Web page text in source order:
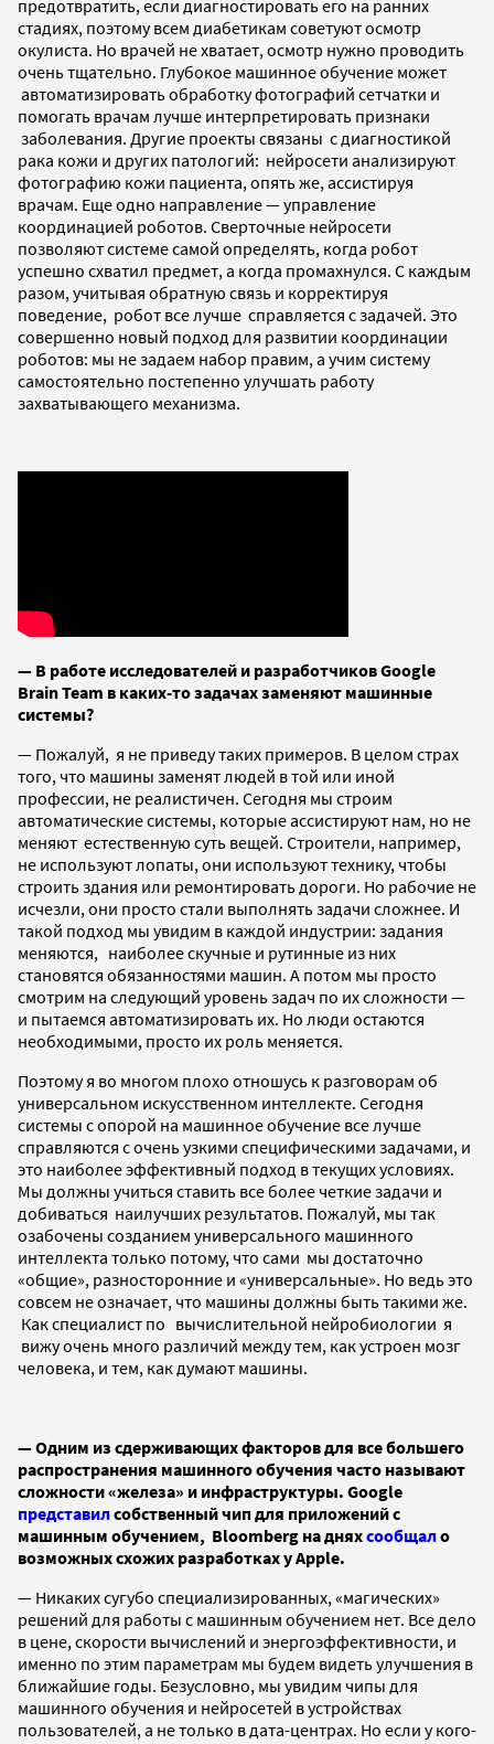
предотвратить, если диагностировать его на ранних
стадиях, поэтому всем диабетикам советуют осмотр
окулиста. Но врачей не хватает, осмотр нужно проводить
очень тщательно. Глубокое машинное обучение может
автоматизировать обработку фотографий сетчатки и
помогать врачам лучше интерпретировать признаки
заболевания. Другие проекты связаны с диагностикой
рака кожи и других патологий: нейросети анализируют
фотографию кожи пациента, опять же, ассистируя
врачам. Еще одно направление — управление
координацией роботов. Сверточные нейросети
позволяют системе самой определять, когда робот
успешно схватил предмет, а когда промахнулся. С каждым
разом, учитывая обратную связь и корректируя
поведение, робот все лучше справляется с задачей. Это
совершенно новый подход для развитии координации
роботов: мы не задаем набор правим, а учим систему
самостоятельно постепенно улучшать работу
захватывающего механизма.
— В работе исследователей и разработчиковGoogle
Brain Team в каких-то задачах заменяют машинные
системы?
— Пожалуй, я не приведу таких примеров. В целом страх
того, что машины заменят людей в той или иной
профессии, не реалистичен. Сегодня мы строим
автоматические системы, которыеассистируют нам, но не
меняют естественную суть вещей. Строители, например,
не используют лопаты, они используют технику, чтобы
строить здания или ремонтировать дороги. Но рабочие не
исчезли, они просто стали выполнять задачи сложнее. И
такой подход мы увидим в каждой индустрии: задания
меняются, наиболее скучные и рутинные из них
становятся обязанностями машин. А потом мы просто
смотрим на следующий уровень задач по их сложности —
и пытаемся автоматизировать их. Но люди остаются
необходимыми, просто их роль меняется.
Поэтому я во многом плохо отношусь к разговорам об
универсальном искусственном интеллекте. Сегодня
системы с опорой на машинное обучение все лучше
справляются с очень узкими специфическими задачами, и
это наиболее эффективный подход в текущих условиях.
Мы должны учиться ставить все более четкие задачи и
добиваться наилучших результатов. Пожалуй, мы так
озабочены созданием универсального машинного
интеллекта только потому, что сами мы достаточно
«общие», разносторонние и «универсальные». Но ведь это
совсем не означает, что машины должны быть такими же.
Как специалист по вычислительной нейробиологии я
вижу очень много различий между тем, как устроен мозг
человека, и тем, как думают машины.
—Одним из сдерживающих факторов для все большего
распространения машинного обучения часто называют
сложности «железа» и инфраструктуры. Google
представилсобственный чип для приложений с
машинным обучением, Bloomberg на дняхсообщало
возможных схожих разработках у Apple.
— Никаких сугубо специализированных, «магических»
решений для работы с машинным обучением нет. Все дело
в цене, скорости вычислений и энергоэффективности, и
именно по этим параметрам мы будем видеть улучшения в
ближайшие годы. Безусловно, мы увидим чипы для
машинного обучения и нейросетей в устройствах
пользователей, а не только в дата-центрах. Но если у кого-